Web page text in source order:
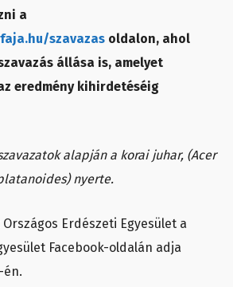
a
szavazas oldalon, ahol
állása is, amelyet
eredmény kihirdetéséig
alapján a korai juhar, (Acer
nyerte.
Erdészeti Egyesület a
Facebook-oldalán adja
én.